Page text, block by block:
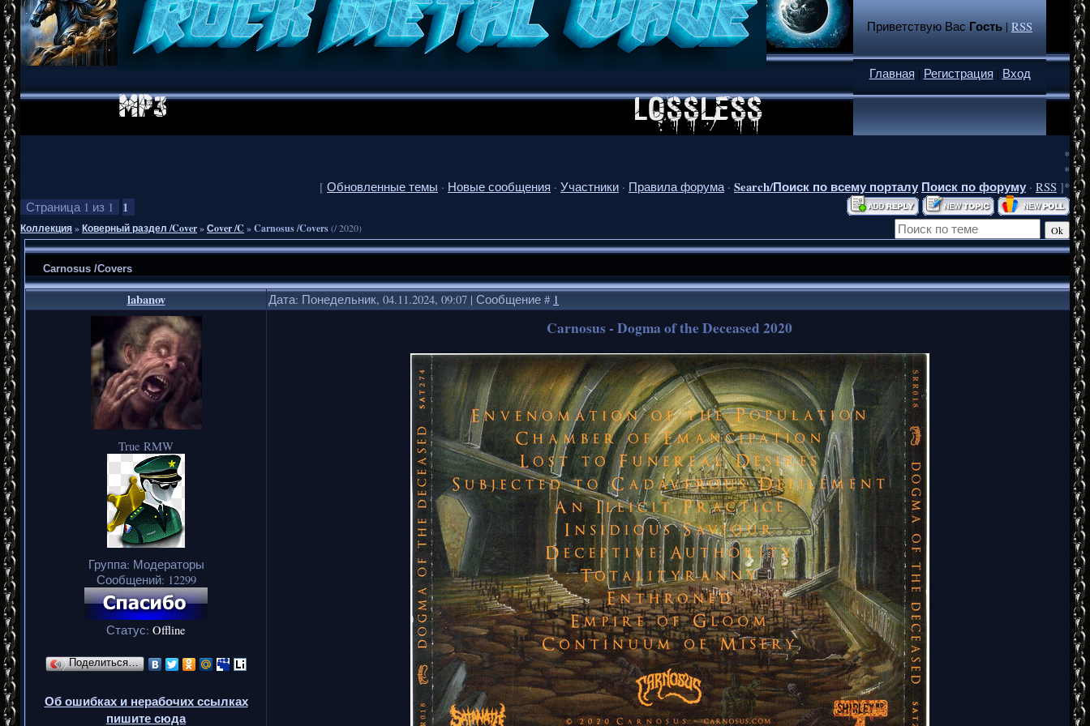
Приветствую Вас Гость|RSS
Главная | Регистрация | Вход
*
*
[ Обновленные темы · Новые сообщения · Участники · Правила форума · Search/Поиск по всему порталу Поиск по форуму · RSS ]*
Страница 1 из 1 1
Коллекция»Коверный раздел /Cover»Сover /C »Carnosus /Covers(/ 2020)
Carnosus /Covers
labanov Дата: Понедельник, 04.11.2024, 09:07 | Сообщение # 1
True RMW
Группа: Модераторы
Сообщений: 12299
Статус: Offline
Поделиться…
Об ошибках и нерабочих ссылках
пишите сюда
Carnosus - Dogma of the Deceased 2020